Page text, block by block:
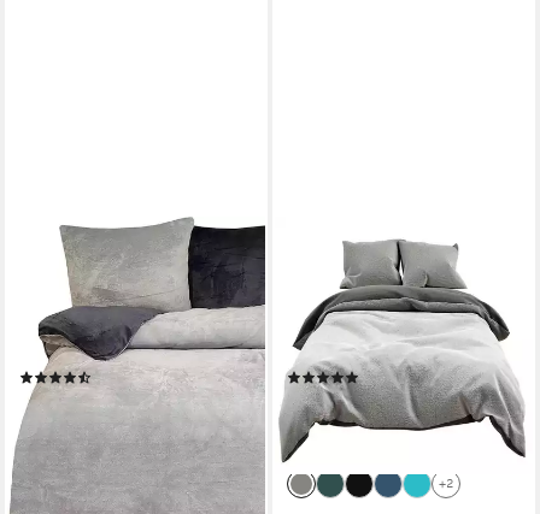
ONE HOME
Bettwäsche Winter Cashmere
Touch, Fleece, 4 teilig,
flauschig warmes Teddy
Plüsch, Normalgröße
(218)
ab 47,90 € 59,95 €
-20%
lieferbar - in 2-3 Werktagen bei dir
VISAGGIO
Bettwäsche Winter Teddy
Plüsch, Fleece, 4 teilig,
Flauschig warmes Cashmere
Touch, Einfarbig Wende
(16)
ab 45,90 € UVP68,51 €
-33%
lieferbar - in 2-3 Werktagen bei dir
+2